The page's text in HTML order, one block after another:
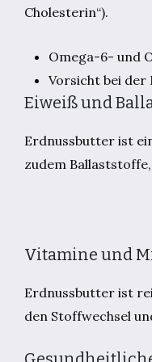
Cholesterin“).
Omega-6- und
Vorsicht bei
Eiweiß und
Erdnussbutter ist
zudem
Vitamine und
Erdnussbutter ist
den Stoffwechsel